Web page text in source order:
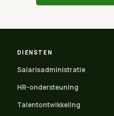
DIENSTEN
Salarisadministratie
HR-ondersteuning
Talentontwikkeling